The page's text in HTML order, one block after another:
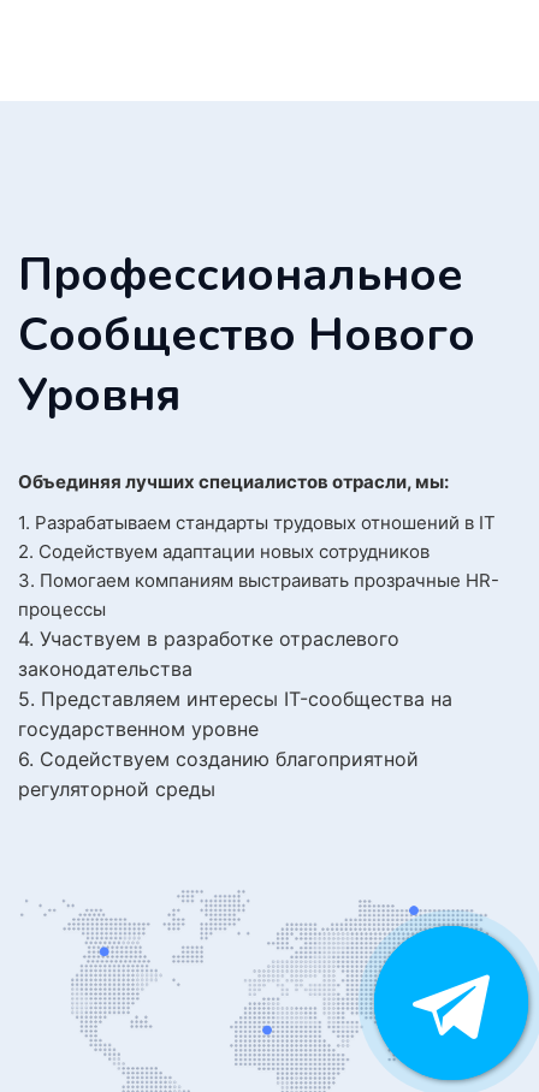
Профессиональное
Сообщество Нового
Уровня
Объединяя лучших специалистов отрасли, мы:
1. Разрабатываем стандарты трудовых отношений в IT
2. Содействуем адаптации новых сотрудников
3. Помогаем компаниям выстраивать прозрачные HR-
процессы
4. Участвуем в разработке отраслевого
законодательства
5. Представляем интересы IT-сообщества на
государственном уровне
6. Содействуем созданию благоприятной
регуляторной среды